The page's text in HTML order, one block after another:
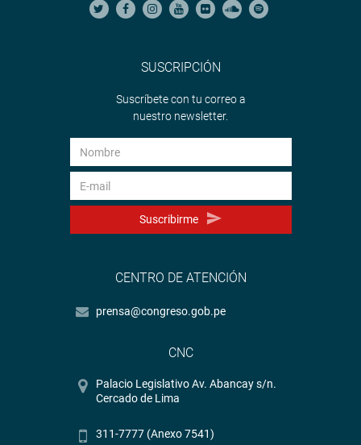
SUSCRIPCIÓN
Suscríbete con tu correo a
nuestro newsletter.
Suscribirme
CENTRO DE ATENCIÓN
prensa@congreso.gob.pe
CNC
Palacio Legislativo Av. Abancay s/n.
Cercado de Lima
311-7777 (Anexo 7541)